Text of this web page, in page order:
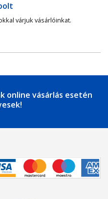
várjuk vásárlóinkat.
online vásárlás esetén